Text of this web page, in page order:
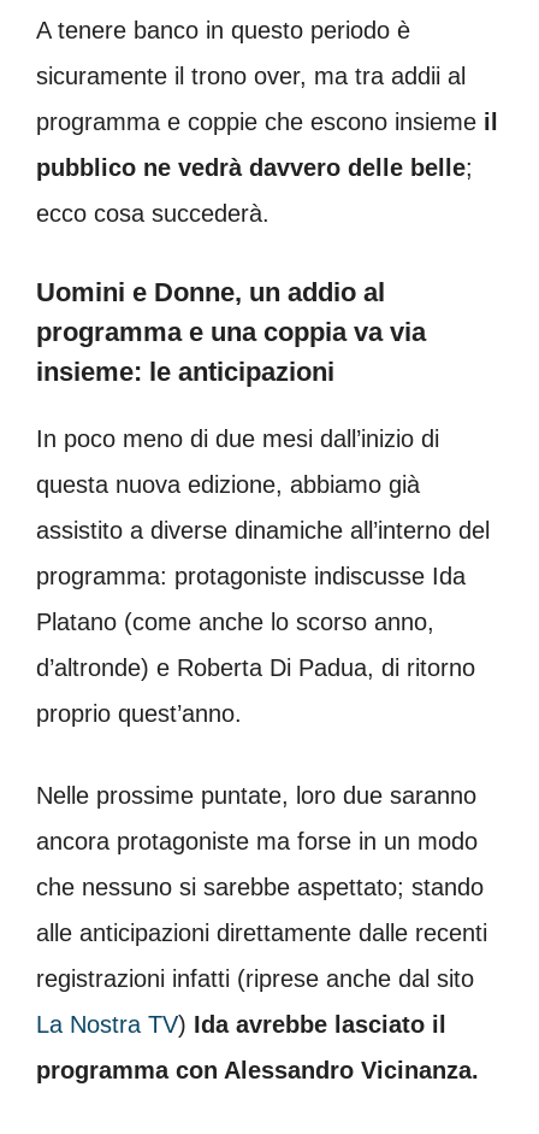
A tenere banco in questo periodo è
sicuramente il trono over, ma tra addii al
programma e coppie che escono insieme il
pubblico ne vedrà davvero delle belle;
ecco cosa succederà.
Uomini e Donne, un addio al
programma e una coppia va via
insieme: le anticipazioni
In poco meno di due mesi dall’inizio di
questa nuova edizione, abbiamo già
assistito a diverse dinamiche all’interno del
programma: protagoniste indiscusse Ida
Platano (come anche lo scorso anno,
d’altronde) e Roberta Di Padua, di ritorno
proprio quest’anno.
Nelle prossime puntate, loro due saranno
ancora protagoniste ma forse in un modo
che nessuno si sarebbe aspettato; stando
alle anticipazioni direttamente dalle recenti
registrazioni infatti (riprese anche dal sito
La Nostra TV) Ida avrebbe lasciato il
programma con Alessandro Vicinanza.